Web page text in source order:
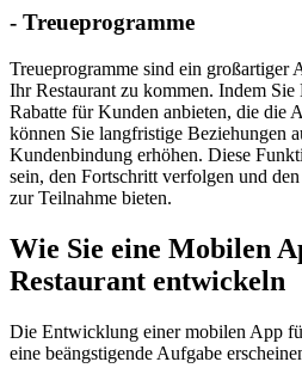
- Treueprogramme
Treueprogramme sind ein
Ihr Restaurant zu kommen. Indem
Rabatte für Kunden anbieten, die die
können Sie langfristige Beziehungen
Kundenbindung erhöhen. Diese
sein, den Fortschritt verfolgen und
zur Teilnahme bieten.
Wie Sie eine Mobilen
Restaurant entwickeln
Die Entwicklung einer mobilen App
eine beängstigende Aufgabe